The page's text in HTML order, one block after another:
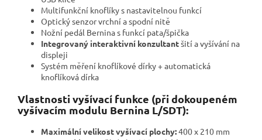
Multifunkční knoflíky s nastavitelnou funkcí
Optický senzor vrchní a spodní nitě
Nožní pedál Bernina s funkcí pata/špička
Integrovaný interaktivní konzultantšití a vyšívání na
displeji
Systém měření knoflíkové dírky + automatická
knoflíková dírka
Vlastnosti vyšívací funkce (při dokoupeném
vyšívacím modulu Bernina L/SDT):
Maximální velikost vyšívací plochy:400 x 210 mm